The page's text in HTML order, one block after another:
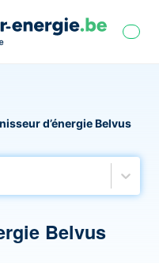
d’énergie Belvus
Belvus